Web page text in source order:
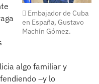
Embajador de Cuba
en España, Gustavo
Machín Gómez.
algo familiar y
–y lo